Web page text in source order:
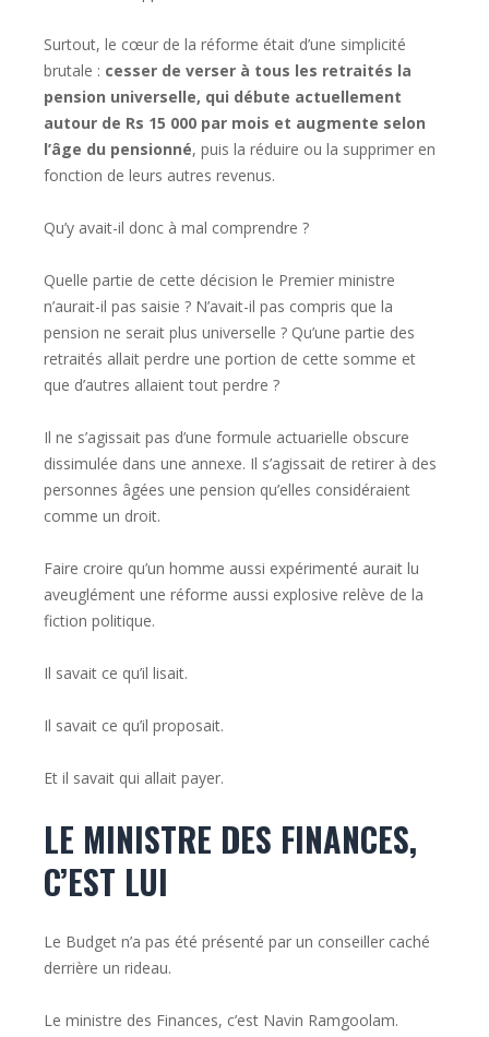
Surtout, le cœur de la réforme était d’une simplicité
brutale : cesser de verser à tous les retraités la
pension universelle, qui débute actuellement
autour de Rs 15 000 par mois et augmente selon
l’âge du pensionné, puis la réduire ou la supprimer en
fonction de leurs autres revenus.
Qu’y avait-il donc à mal comprendre ?
Quelle partie de cette décision le Premier ministre
n’aurait-il pas saisie ? N’avait-il pas compris que la
pension ne serait plus universelle ? Qu’une partie des
retraités allait perdre une portion de cette somme et
que d’autres allaient tout perdre ?
Il ne s’agissait pas d’une formule actuarielle obscure
dissimulée dans une annexe. Il s’agissait de retirer à des
personnes âgées une pension qu’elles considéraient
comme un droit.
Faire croire qu’un homme aussi expérimenté aurait lu
aveuglément une réforme aussi explosive relève de la
fiction politique.
Il savait ce qu’il lisait.
Il savait ce qu’il proposait.
Et il savait qui allait payer.
LE MINISTRE DES FINANCES,
C’EST LUI
Le Budget n’a pas été présenté par un conseiller caché
derrière un rideau.
Le ministre des Finances, c’est Navin Ramgoolam.